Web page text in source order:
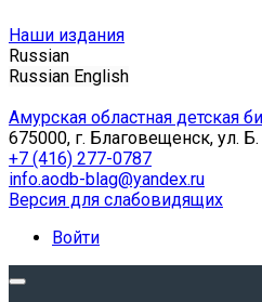
Наши издания
Russian
Russian English
Амурская областная детская
675000, г. Благовещенск, ул.
+7 (416) 277-0787
info.aodb-blag@yandex.ru
Версия для слабовидящих
Войти